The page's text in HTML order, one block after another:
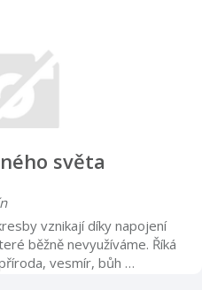
světa
vznikají díky napojení
běžně nevyužíváme. Říká
vesmír, bůh …